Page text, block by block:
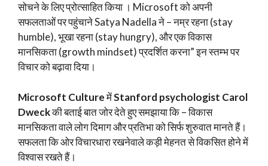
सोचने के लिए प्रोत्साहित किया । Microsoft को अपनी
सफलताओं पर पहुंचाने Satya Nadella ने – नम्र रहना (stay
humble), भूखा रहना (stay hungry), और एक विकास
मानसिकता (growth mindset) प्रदर्शित करना” इन स्तम्भ पर
विचार को बढ़ावा दिया।
Microsoft CultureमेंStanford psychologist Carol
Dweckकी बताई बात जोर देते हुए समझाया कि – विकास
मानसिकता वाले लोग दिमाग और प्रतिभा को सिर्फ शुरुवात मानते हैं।
सफलता कि ओर विचारधारा रखनेवाले कड़ी मेहनत से विकसित होने में
विश्वास रखते हैं।